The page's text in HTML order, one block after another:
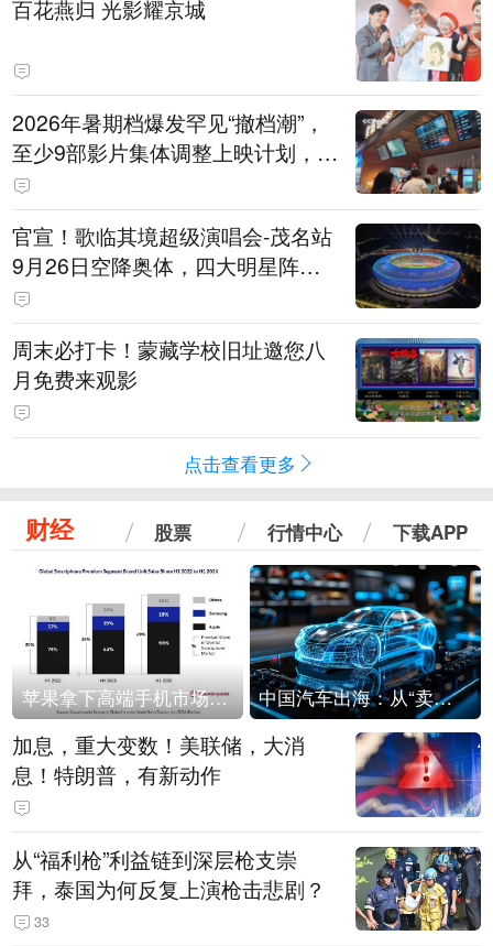
百花燕归 光影耀京城
2026年暑期档爆发罕见“撤档潮”，
至少9部影片集体调整上映计划，影
评人直言不看好：凭啥认为换个时
间就能大卖？
官宣！歌临其境超级演唱会-茂名站
9月26日空降奥体，四大明星阵容
重磅揭晓
周末必打卡！蒙藏学校旧址邀您八
月免费来观影
点击查看更多
财经 股票 行情中心 下载APP
苹果拿下高端手机市场65%的份额：iPhone 17系列功不可没 中国汽车出海：从“卖出去”到“走进去”
加息，重大变数！美联储，大消
息！特朗普，有新动作
从“福利枪”利益链到深层枪支崇
拜，泰国为何反复上演枪击悲剧？
33